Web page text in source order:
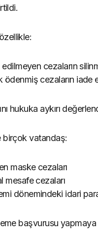
edilmeyen cezaların
ödenmiş cezaların iade
hukuka aykırı
birçok vatandaş:
maske cezaları
mesafe cezaları
dönemindeki idari
başvurusu yapmaya